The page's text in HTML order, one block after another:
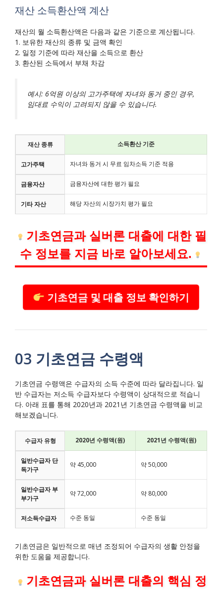
재산 소득환산액 계산
재산의 월 소득환산액은 다음과 같은 기준으로 계산됩니다.
1. 보유한 재산의 종류 및 금액 확인
2. 일정 기준에 따라 재산을 소득으로 환산
3. 환산된 소득에서 부채 차감
예시: 6억원 이상의 고가주택에 자녀와 동거 중인 경우,
임대료 수익이 고려되지 않을 수 있습니다.
재산 종류 소득환산 기준
고가주택 자녀와 동거 시 무료 임차소득 기준 적용
금융자산 금융자산에 대한 평가 필요
기타 자산 해당 자산의 시장가치 평가 필요
기초연금과 실버론 대출에 대한 필
수 정보를 지금 바로 알아보세요.
기초연금 및 대출 정보 확인하기
03 기초연금 수령액
기초연금 수령액은 수급자의 소득 수준에 따라 달라집니다. 일
반 수급자는 저소득 수급자보다 수령액이 상대적으로 적습니
다. 아래 표를 통해 2020년과 2021년 기초연금 수령액을 비교
해보겠습니다.
수급자 유형 2020년 수령액(원) 2021년 수령액(원)
일반수급자 단
독가구
약 45,000 약 50,000
일반수급자 부
부가구
약 72,000 약 80,000
저소득수급자 수준 동일 수준 동일
기초연금은 일반적으로 매년 조정되어 수급자의 생활 안정을
위한 도움을 제공합니다.
기초연금과 실버론 대출의 핵심 정